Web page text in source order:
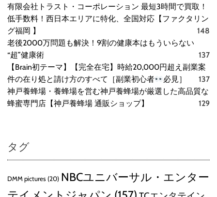
有限会社トラスト・コーポレーション 最短3時間で買取！
低手数料！西日本エリアに特化、全国対応【ファクタリン
グ福岡 】
148
老後2000万問題も解決！9割の健康本はもういらない
“超”健康術
137
【Brain初テーマ】【完全在宅】時給20,000円超え副業案
件の在り処と請け方のすべて［副業初心者
必見］
137
神戸養蜂場・養蜂場を営む神戸養蜂場が厳選した高品質な
蜂蜜専門店【神戸養蜂場 通販ショップ】
129
タグ
DMM pictures (20) NBCユニバーサル・エンター